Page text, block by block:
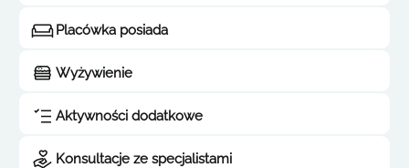
Placówka posiada
Wyżywienie
Aktywności dodatkowe
Konsultacje ze specjalistami